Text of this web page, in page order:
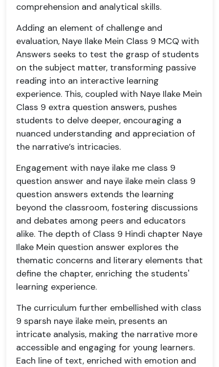
comprehension and analytical skills.
Adding an element of challenge and
evaluation, Naye Ilake Mein Class 9 MCQ with
Answers seeks to test the grasp of students
on the subject matter, transforming passive
reading into an interactive learning
experience. This, coupled with Naye Ilake Mein
Class 9 extra question answers, pushes
students to delve deeper, encouraging a
nuanced understanding and appreciation of
the narrative’s intricacies.
Engagement with naye ilake me class 9
question answer and naye ilake mein class 9
question answers extends the learning
beyond the classroom, fostering discussions
and debates among peers and educators
alike. The depth of Class 9 Hindi chapter Naye
Ilake Mein question answer explores the
thematic concerns and literary elements that
define the chapter, enriching the students'
learning experience.
The curriculum further embellished with class
9 sparsh naye ilake mein, presents an
intricate analysis, making the narrative more
accessible and engaging for young learners.
Each line of text, enriched with emotion and